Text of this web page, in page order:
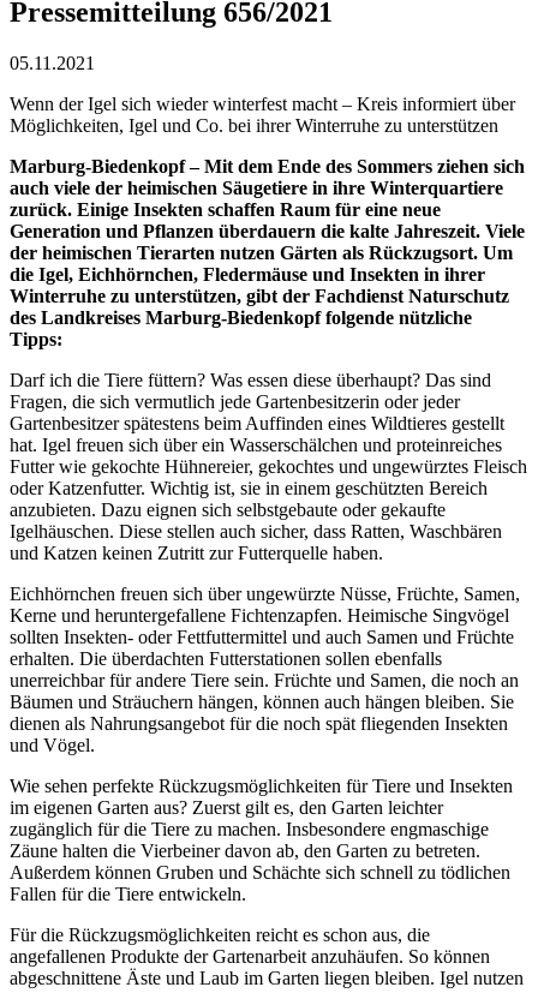
Pressemitteilung 656/2021
05.11.2021
Wenn der Igel sich wieder winterfest macht – Kreis informiert über
Möglichkeiten, Igel und Co. bei ihrer Winterruhe zu unterstützen
Marburg-Biedenkopf – Mit dem Ende des Sommers ziehen sich
auch viele der heimischen Säugetiere in ihre Winterquartiere
zurück. Einige Insekten schaffen Raum für eine neue
Generation und Pflanzen überdauern die kalte Jahreszeit. Viele
der heimischen Tierarten nutzen Gärten als Rückzugsort. Um
die Igel, Eichhörnchen, Fledermäuse und Insekten in ihrer
Winterruhe zu unterstützen, gibt der Fachdienst Naturschutz
des Landkreises Marburg-Biedenkopf folgende nützliche
Tipps:
Darf ich die Tiere füttern? Was essen diese überhaupt? Das sind
Fragen, die sich vermutlich jede Gartenbesitzerin oder jeder
Gartenbesitzer spätestens beim Auffinden eines Wildtieres gestellt
hat. Igel freuen sich über ein Wasserschälchen und proteinreiches
Futter wie gekochte Hühnereier, gekochtes und ungewürztes Fleisch
oder Katzenfutter. Wichtig ist, sie in einem geschützten Bereich
anzubieten. Dazu eignen sich selbstgebaute oder gekaufte
Igelhäuschen. Diese stellen auch sicher, dass Ratten, Waschbären
und Katzen keinen Zutritt zur Futterquelle haben.
Eichhörnchen freuen sich über ungewürzte Nüsse, Früchte, Samen,
Kerne und heruntergefallene Fichtenzapfen. Heimische Singvögel
sollten Insekten- oder Fettfuttermittel und auch Samen und Früchte
erhalten. Die überdachten Futterstationen sollen ebenfalls
unerreichbar für andere Tiere sein. Früchte und Samen, die noch an
Bäumen und Sträuchern hängen, können auch hängen bleiben. Sie
dienen als Nahrungsangebot für die noch spät fliegenden Insekten
und Vögel.
Wie sehen perfekte Rückzugsmöglichkeiten für Tiere und Insekten
im eigenen Garten aus? Zuerst gilt es, den Garten leichter
zugänglich für die Tiere zu machen. Insbesondere engmaschige
Zäune halten die Vierbeiner davon ab, den Garten zu betreten.
Außerdem können Gruben und Schächte sich schnell zu tödlichen
Fallen für die Tiere entwickeln.
Für die Rückzugsmöglichkeiten reicht es schon aus, die
angefallenen Produkte der Gartenarbeit anzuhäufen. So können
abgeschnittene Äste und Laub im Garten liegen bleiben. Igel nutzen